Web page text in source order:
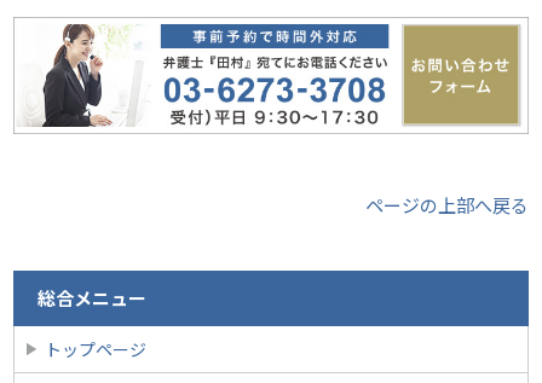
ページの上部へ戻る
総合メニュー
トップページ